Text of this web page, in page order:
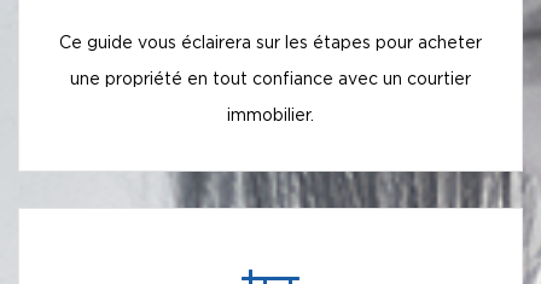
Ce guide vous éclairera sur les étapes pour acheter
une propriété en tout confiance avec un courtier
immobilier.